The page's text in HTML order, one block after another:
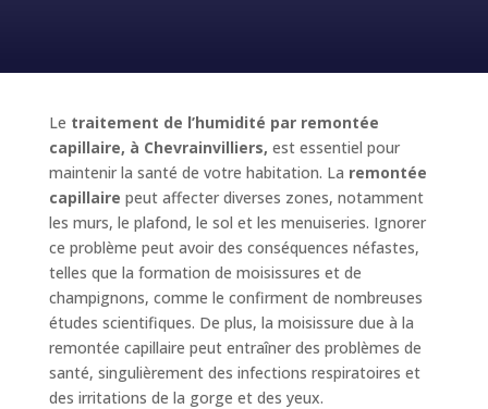
Le traitement de l’humidité par remontée
capillaire, à Chevrainvilliers, est essentiel pour
maintenir la santé de votre habitation. La remontée
capillaire peut affecter diverses zones, notamment
les murs, le plafond, le sol et les menuiseries. Ignorer
ce problème peut avoir des conséquences néfastes,
telles que la formation de moisissures et de
champignons, comme le confirment de nombreuses
études scientifiques. De plus, la moisissure due à la
remontée capillaire peut entraîner des problèmes de
santé, singulièrement des infections respiratoires et
des irritations de la gorge et des yeux.